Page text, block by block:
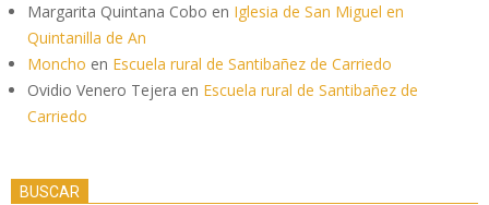
Margarita Quintana Cobo en Iglesia de San Miguel en
Quintanilla de An
Moncho en Escuela rural de Santibañez de Carriedo
Ovidio Venero Tejera en Escuela rural de Santibañez de
Carriedo
BUSCAR